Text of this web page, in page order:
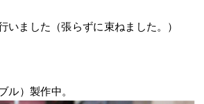
いました（張らずに束ねました。）
ル）製作中。